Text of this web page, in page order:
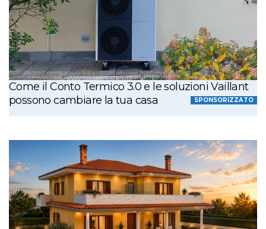
Come il Conto Termico 3.0 e le soluzioni Vaillant
possono cambiare la tua casa
SPONSORIZZATO